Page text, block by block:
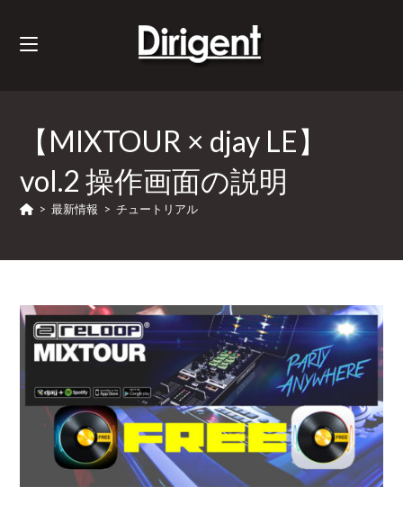
【MIXTOUR × djay LE】
vol.2 操作画面の説明
> 最新情報 > チュートリアル